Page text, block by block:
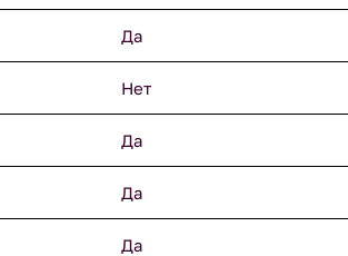
Да
Нет
Да
Да
Да